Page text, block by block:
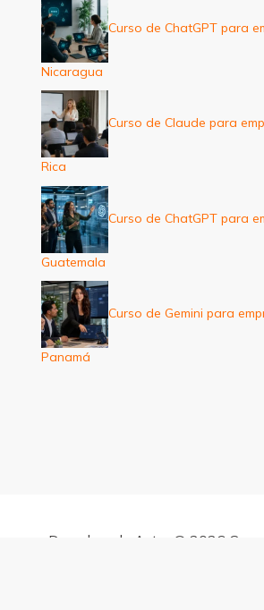
Curso de ChatGPT para
Nicaragua
Curso de Claude para
Rica
Curso de ChatGPT para
Guatemala
Curso de Gemini para
Panamá
Derechos de Autor © 2026